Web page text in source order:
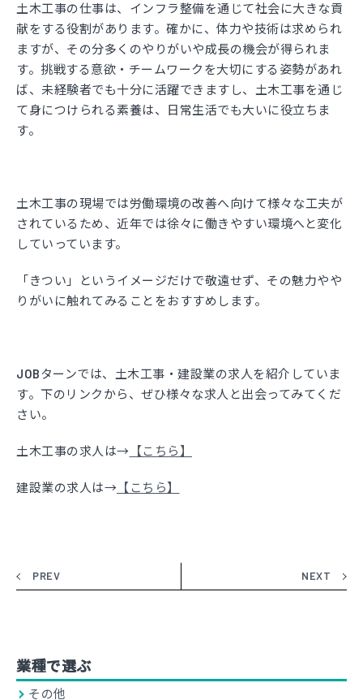
土木工事の仕事は、インフラ整備を通じて社会に大きな貢
献をする役割があります。確かに、体力や技術は求められ
ますが、その分多くのやりがいや成長の機会が得られま
す。挑戦する意欲・チームワークを大切にする姿勢があれ
ば、未経験者でも十分に活躍できますし、土木工事を通じ
て身につけられる素養は、日常生活でも大いに役立ちま
す。
土木工事の現場では労働環境の改善へ向けて様々な工夫が
されているため、近年では徐々に働きやすい環境へと変化
していっています。
「きつい」というイメージだけで敬遠せず、その魅力やや
りがいに触れてみることをおすすめします。
JOBターンでは、土木工事・建設業の求人を紹介していま
す。下のリンクから、ぜひ様々な求人と出会ってみてくだ
さい。
土木工事の求人は→ 【こちら】
建設業の求人は→ 【こちら】
PREV NEXT
業種で選ぶ
その他